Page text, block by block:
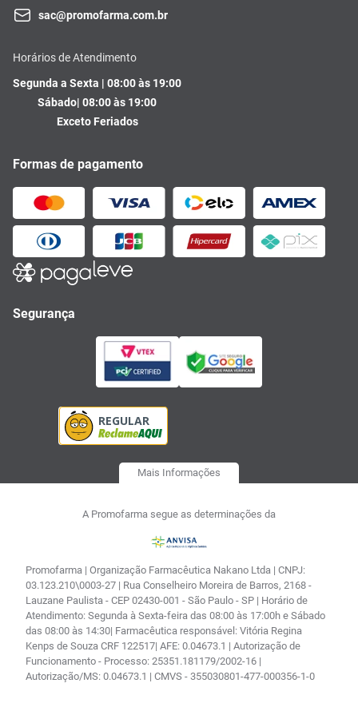
sac@promofarma.com.br
Horários de Atendimento
Segunda a Sexta | 08:00 às 19:00
Sábado| 08:00 às 19:00
Exceto Feriados
Formas de pagamento
Segurança
Mais Informações
A Promofarma segue as determinações da
Promofarma | Organização Farmacêutica Nakano Ltda | CNPJ:
03.123.210\0003-27 | Rua Conselheiro Moreira de Barros, 2168 -
Lauzane Paulista - CEP 02430-001 - São Paulo - SP | Horário de
Atendimento: Segunda à Sexta-feira das 08:00 às 17:00h e Sábado
das 08:00 às 14:30| Farmacêutica responsável: Vitória Regina
Kenps de Souza CRF 122517| AFE: 0.04673.1 | Autorização de
Funcionamento - Processo: 25351.181179/2002-16 |
Autorização/MS: 0.04673.1 | CMVS - 355030801-477-000356-1-0